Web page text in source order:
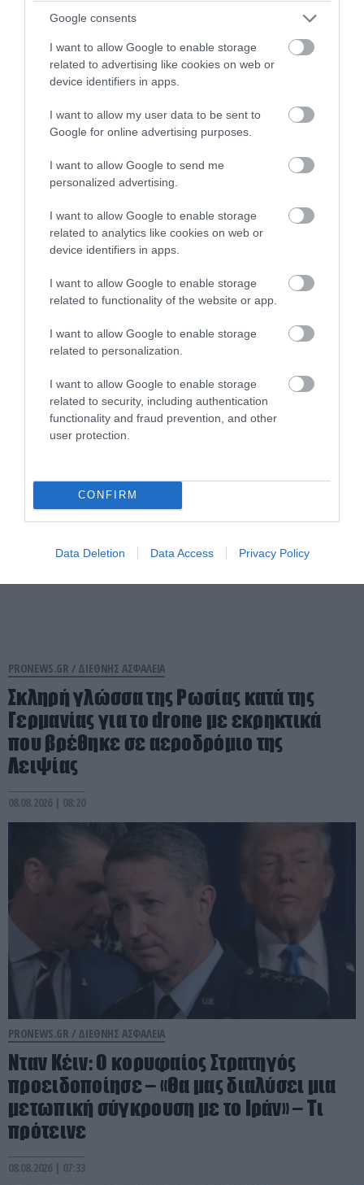
Google consents
I want to allow Google to enable storage
related to advertising like cookies on web or
device identifiers in apps.
I want to allow my user data to be sent to
Google for online advertising purposes.
I want to allow Google to send me
personalized advertising.
I want to allow Google to enable storage
related to analytics like cookies on web or
device identifiers in apps.
I want to allow Google to enable storage
related to functionality of the website or app.
I want to allow Google to enable storage
related to personalization.
I want to allow Google to enable storage
related to security, including authentication
functionality and fraud prevention, and other
user protection.
CONFIRM
Data Deletion Data Access Privacy Policy
επιχείρηση κατάσβεσης πυρκαγιάς στην
08.08.2026 | 09:46
PRONEWS.GR /ΔΙΕΘΝΗΣ ΑΣΦΑΛΕΙΑ
Το Ιράν έδειξε τα «λάφυρα» ισραηλινών
και αμερικανικών μαχητικών
αεροσκαφών της 7ης Ιουλίου – Δείτε
φωτογραφίες
08.08.2026 | 08:40
PRONEWS.GR / ΔΙΕΘΝΗΣ ΑΣΦΑΛΕΙΑ
Σκληρή γλώσσα της Ρωσίας κατά της
Γερμανίας για το drone με εκρηκτικά
που βρέθηκε σε αεροδρόμιο της
Λειψίας
08.08.2026 | 08:20
PRONEWS.GR / ΔΙΕΘΝΗΣ ΑΣΦΑΛΕΙΑ
Νταν Κέιν: Ο κορυφαίος Στρατηγός
προειδοποίησε – «Θα μας διαλύσει μια
μετωπική σύγκρουση με το Ιράν» – Τι
πρότεινε
08.08.2026 | 07:33